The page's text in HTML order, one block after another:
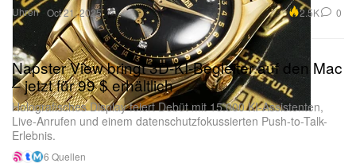
Uhren Oct 21, 2025 2.5K 0
Napster View bringt 3D-KI-Begleiter auf den Mac
– jetzt für 99 $ erhältlich
Holografisches Display feiert Debüt mit 15.000 KI-Assistenten,
Live-Anrufen und einem datenschutzfokussierten Push-to-Talk-
Erlebnis.
6 Quellen